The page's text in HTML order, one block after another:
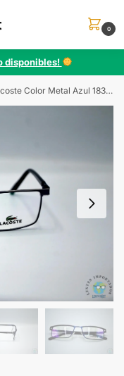
0
disponibles!
Color Metal Azul 18306 C4